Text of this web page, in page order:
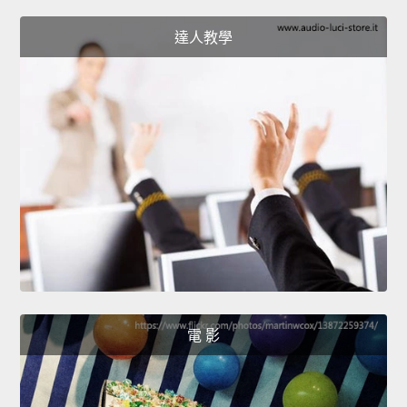
達人教學
電 影